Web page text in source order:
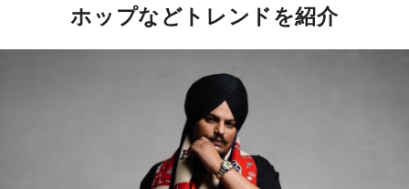
ホップなどトレンドを紹介